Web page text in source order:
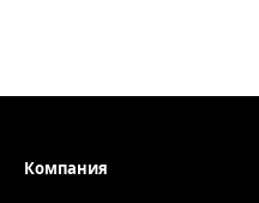
Компания